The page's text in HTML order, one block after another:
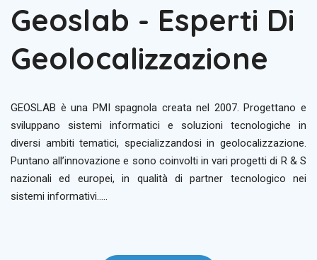
Geoslab - Esperti Di
Geolocalizzazione
GEOSLAB è una PMI spagnola creata nel 2007. Progettano e
sviluppano sistemi informatici e soluzioni tecnologiche in
diversi ambiti tematici, specializzandosi in geolocalizzazione.
Puntano all’innovazione e sono coinvolti in vari progetti di R & S
nazionali ed europei, in qualità di partner tecnologico nei
sistemi informativi…..